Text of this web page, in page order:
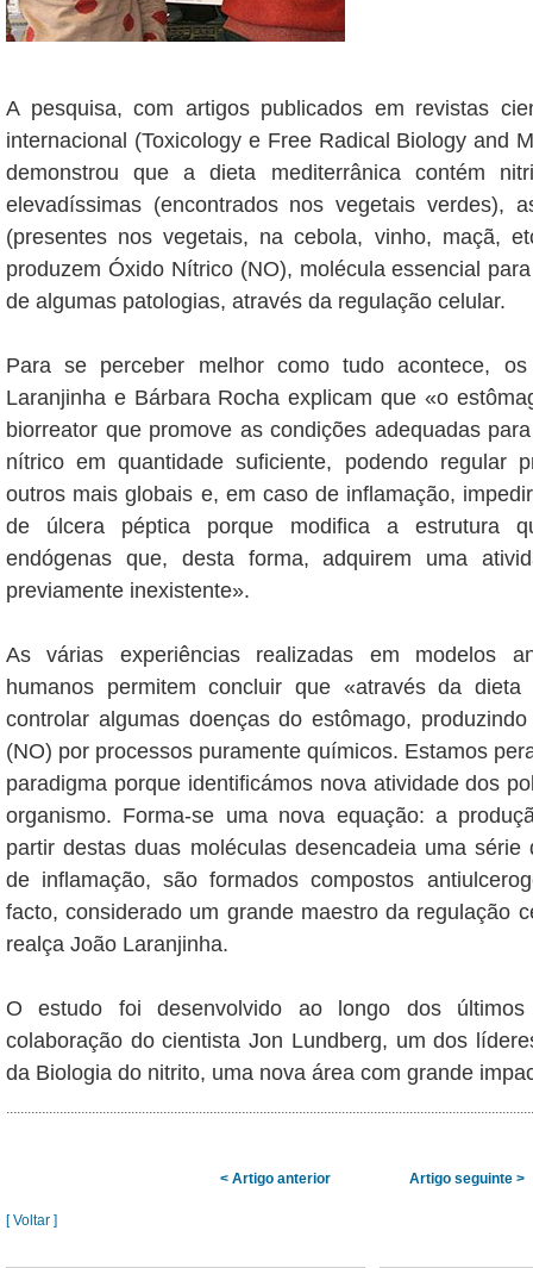
A pesquisa, com artigos publicados em revistas
internacional (Toxicology e Free Radical Biology and
demonstrou que a dieta mediterrânica contém
elevadíssimas (encontrados nos vegetais verdes),
(presentes nos vegetais, na cebola, vinho, maçã,
produzem Óxido Nítrico (NO), molécula essencial
de algumas patologias, através da regulação celular.
Para se perceber melhor como tudo acontece, os
Laranjinha e Bárbara Rocha explicam que «o
biorreator que promove as condições adequadas
nítrico em quantidade suficiente, podendo regular
outros mais globais e, em caso de inflamação,
de úlcera péptica porque modifica a estrutura
endógenas que, desta forma, adquirem uma
previamente inexistente».
As várias experiências realizadas em modelos
humanos permitem concluir que «através da
controlar algumas doenças do estômago,
(NO) por processos puramente químicos. Estamos
paradigma porque identificámos nova atividade dos
organismo. Forma-se uma nova equação: a
partir destas duas moléculas desencadeia uma
de inflamação, são formados compostos
facto, considerado um grande maestro da regulação
realça João Laranjinha.
O estudo foi desenvolvido ao longo dos
colaboração do cientista Jon Lundberg, um dos
da Biologia do nitrito, uma nova área com grande
< Artigo anterior Artigo seguinte >
[ Voltar ]